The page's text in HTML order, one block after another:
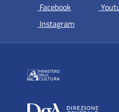
Facebook si apre in
Instagramsi apre in